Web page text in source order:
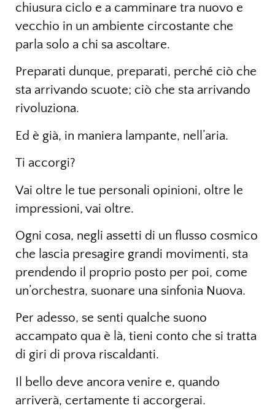
chiusura ciclo e a camminare tra nuovo e
vecchio in un ambiente circostante che
parla solo a chi sa ascoltare.
Preparati dunque, preparati, perché ciò che
sta arrivando scuote; ciò che sta arrivando
rivoluziona.
Ed è già, in maniera lampante, nell’aria.
Ti accorgi?
Vai oltre le tue personali opinioni, oltre le
impressioni, vai oltre.
Ogni cosa, negli assetti di un flusso cosmico
che lascia presagire grandi movimenti, sta
prendendo il proprio posto per poi, come
un’orchestra, suonare una sinfonia Nuova.
Per adesso, se senti qualche suono
accampato qua è là, tieni conto che si tratta
di giri di prova riscaldanti.
Il bello deve ancora venire e, quando
arriverà, certamente ti accorgerai.